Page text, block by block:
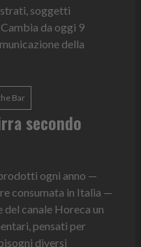
soggetti
da oggi 9
della
Bar
secondo
ogni anno —
consumata in Italia —
canale Horeca un
pensati per
diversi